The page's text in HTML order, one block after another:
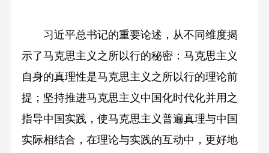
习近平总书记的重要论述，从不同维度揭
示了马克思主义之所以行的秘密：马克思主义
自身的真理性是马克思主义之所以行的理论前
提；坚持推进马克思主义中国化时代化并用之
指导中国实践，使马克思主义普遍真理与中国
实际相结合，在理论与实践的互动中，更好地